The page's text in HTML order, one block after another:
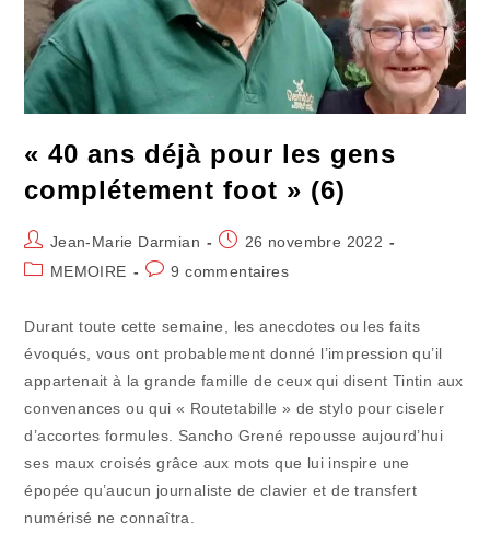
« 40 ans déjà pour les gens
complétement foot » (6)
Auteur/autrice
de
Jean-Marie Darmian
Publication
publiée :
26 novembre 2022
PostMEMOIRE
Commentaires
publication :
9 commentaires
Durant toute cette semaine, les anecdotes ou les faits
évoqués, vous ont probablement donné l’impression qu’il
appartenait à la grande famille de ceux qui disent Tintin aux
convenances ou qui « Routetabille » de stylo pour ciseler
d’accortes formules. Sancho Grené repousse aujourd’hui
ses maux croisés grâce aux mots que lui inspire une
épopée qu’aucun journaliste de clavier et de transfert
numérisé ne connaîtra.